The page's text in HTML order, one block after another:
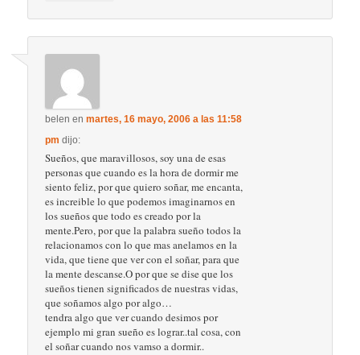
belen enmartes, 16 mayo, 2006 a las 11:58
pm dijo:
Sueños, que maravillosos, soy una de esas
personas que cuando es la hora de dormir me
siento feliz, por que quiero soñar, me encanta,
es increible lo que podemos imaginarnos en
los sueños que todo es creado por la
mente.Pero, por que la palabra sueño todos la
relacionamos con lo que mas anelamos en la
vida, que tiene que ver con el soñar, para que
la mente descanse.O por que se dise que los
sueños tienen significados de nuestras vidas,
que soñamos algo por algo…
tendra algo que ver cuando desimos por
ejemplo mi gran sueño es lograr..tal cosa, con
el soñar cuando nos vamso a dormir..